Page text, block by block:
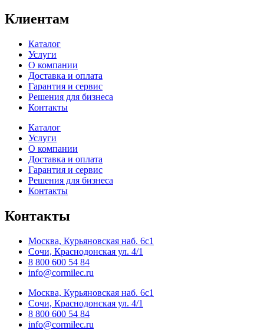
Клиентам
Каталог
Услуги
О компании
Доставка и оплата
Гарантия и сервис
Решения для бизнеса
Контакты
Каталог
Услуги
О компании
Доставка и оплата
Гарантия и сервис
Решения для бизнеса
Контакты
Контакты
Москва, Курьяновская наб. 6с1
Сочи, Краснодонская ул. 4/1
8 800 600 54 84
info@cormilec.ru
Москва, Курьяновская наб. 6с1
Сочи, Краснодонская ул. 4/1
8 800 600 54 84
info@cormilec.ru